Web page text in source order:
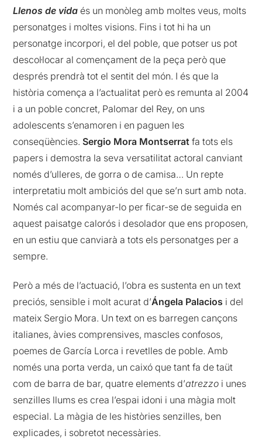
Llenos de vida és un monòleg amb moltes veus, molts
personatges i moltes visions. Fins i tot hi ha un
personatge incorpori, el del poble, que potser us pot
descol·locar al començament de la peça però que
després prendrà tot el sentit del món. I és que la
història comença a l’actualitat però es remunta al 2004
i a un poble concret, Palomar del Rey, on uns
adolescents s’enamoren i en paguen les
conseqüències.Sergio Mora Montserrat fa tots els
papers i demostra la seva versatilitat actoral canviant
només d’ulleres, de gorra o de camisa… Un repte
interpretatiu molt ambiciós del que se’n surt amb nota.
Només cal acompanyar-lo per ficar-se de seguida en
aquest paisatge calorós i desolador que ens proposen,
en un estiu que canviarà a tots els personatges per a
sempre.
Però a més de l’actuació, l’obra es sustenta en un text
preciós, sensible i molt acurat d’Ángela Palacios i del
mateix Sergio Mora. Un text on es barregen cançons
italianes, àvies comprensives, mascles confosos,
poemes de García Lorca i revetlles de poble. Amb
només una porta verda, un caixó que tant fa de taüt
com de barra de bar, quatre elements d’atrezzo i unes
senzilles llums es crea l’espai idoni i una màgia molt
especial. La màgia de les històries senzilles, ben
explicades, i sobretot necessàries.